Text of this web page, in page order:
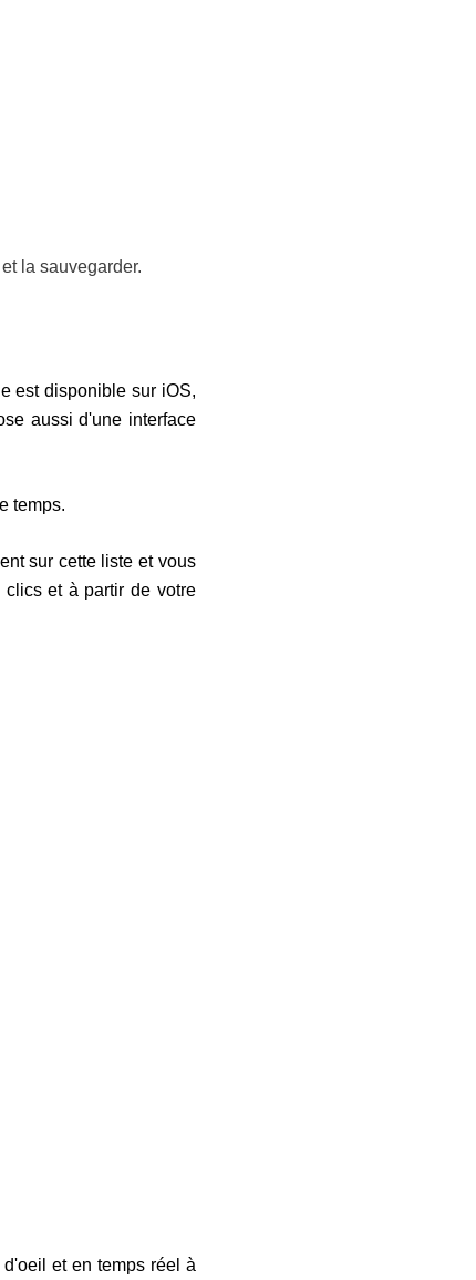
la sauvegarder.
est disponible sur iOS,
aussi d'une interface
temps.
sur cette liste et vous
clics et à partir de votre
et en temps réel à